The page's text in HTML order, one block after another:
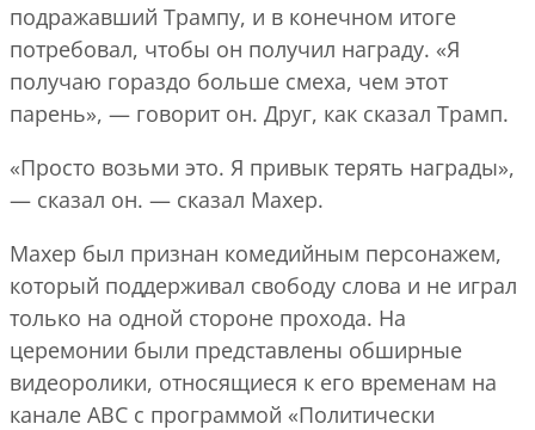
подражавший Трампу, и в конечном итоге
потребовал, чтобы он получил награду. «Я
получаю гораздо больше смеха, чем этот
парень», — говорит он. Друг, как сказал Трамп.
«Просто возьми это. Я привык терять награды»,
— сказал он. — сказал Махер.
Махер был признан комедийным персонажем,
который поддерживал свободу слова и не играл
только на одной стороне прохода. На
церемонии были представлены обширные
видеоролики, относящиеся к его временам на
канале ABC с программой «Политически